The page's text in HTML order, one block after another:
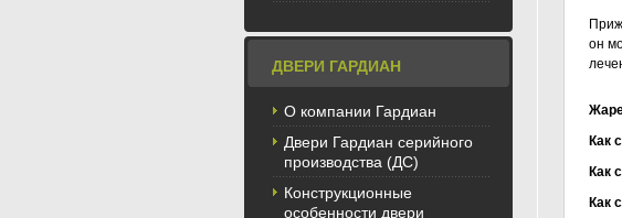
ДВЕРИ ГАРДИАН
О компании Гардиан
Двери Гардиан серийного
производства (ДС)
Конструкционные
особенности двери
он
Как
Как
Как